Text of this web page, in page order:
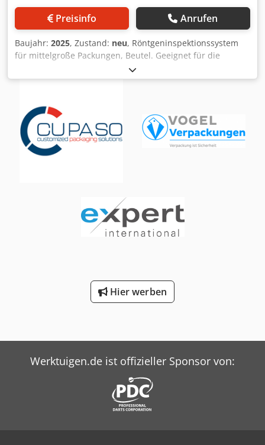
Preisinfo Anrufen
Baujahr: 2025, Zustand: neu, Röntgeninspektionssystem
für mittelgroße Packungen, Beutel. Geeignet für die
Erkennung von Fremdkörpern aus Metall, Glas, Stein,
Kunststoff, etc. in Nahrungsmitteln oder Non-Food
Erkennungsgenauigkeit: Pb ab Ø 0,2 mm, Fe ab Ø 0,28 mm,
SUS ab Ø 0,28 mm, nicht metallisch wie Stein, Glas, ab Ø
1,2 mm; Röntgenleistung: 80 kVp, 7 mA; Detektorauflösung:
0,4 mm; Röntgenstrahlemissionen: < 1usv/h;
Förderbandhöhe: 850 ± 30 mm;
Ausstoßsystem: entsprechend Anforderungen optional
erhältlich; Strom: 220VAC, 50/60Hz; Dimensionen des
Systems: L900xB920xH1825 mm; Gewicht: 350 kg. Bitte
Lager sind i.d.R. immer 30-50 unterschiedliche neue
Maschinen sofort verfügbar. Dazu haben wir bei
kundenspezifisch herzustellenden Maschinen sehr kurze
Hier werben
Werktuigen.de ist offizieller Sponsor von: